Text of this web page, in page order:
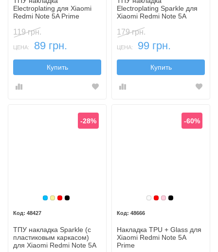
Electroplating для Xiaomi
Redmi Note 5A Prime
119 грн.
ЦЕНА: 89 грн.
Купить
Electroplating Sparkle для
Xiaomi Redmi Note 5A
179 грн.
ЦЕНА: 99 грн.
Купить
Голубой
Золотой
Красный
Черный
-28%
48427
ТПУ накладка Sparkle (c
пластиковым каркасом)
для Xiaomi Redmi Note 5A
Белый
Красный
Розовый
Черный
-60%
48666
Накладка TPU + Glass для
Xiaomi Redmi Note 5A
Prime